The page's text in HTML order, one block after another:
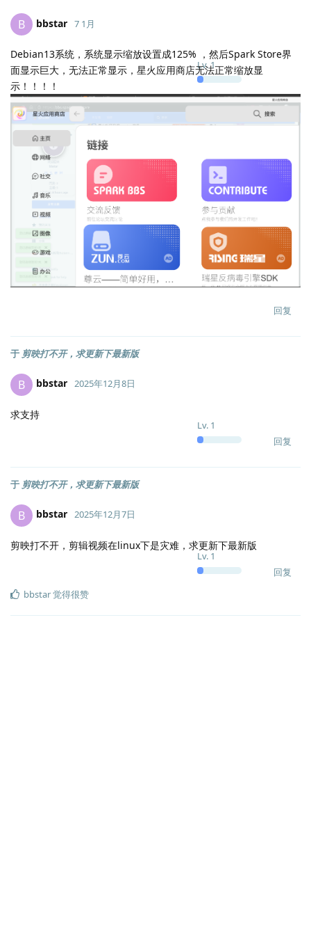
B bbstar
Lv.1
7 1月
Debian13系统，系统显示缩放设置成125% ，然后Spark Store界
面显示巨大，无法正常显示，星火应用商店无法正常缩放显
示！！！！
回复
于 剪映打不开，求更新下最新版
B bbstar
Lv. 1
2025年12月8日
求支持
回复
于 剪映打不开，求更新下最新版
B bbstar
Lv. 1
2025年12月7日
剪映打不开，剪辑视频在linux下是灾难，求更新下最新版
回复
bbstar觉得很赞